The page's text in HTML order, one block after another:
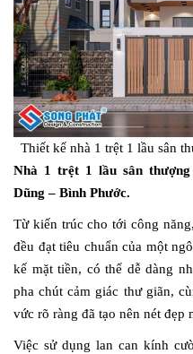
Thiết kế nhà 1 trệt 1 lầu sân
Nhà 1 trệt 1 lầu sân
Dũng – Bình Phước.
Từ kiến trúc cho tới công
đều đạt tiêu chuẩn của một
kế mặt tiền, có thể dễ dàng
pha chút cảm giác thư giãn,
vức rõ ràng đã tạo nên nét đẹp
Việc sử dụng lan can kính